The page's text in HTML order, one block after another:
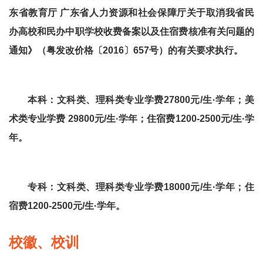
东省教育厅 广东省人力资源和社会保障厅关于取消我省民
办高校和民办中职学校收费备案以及住宿费核准有关问题的
通知》（粤发改价格〔2016〕657号）的有关要求执行。
本科：文科类、理科类专业学费27800元/生·学年；美
术类专业学费 29800元/生·学年；住宿费1200-2500元/生·学
年。
专科：文科类、理科类专业学费18000元/生·学年；住
宿费1200-2500元/生·学年。
校徽、校训